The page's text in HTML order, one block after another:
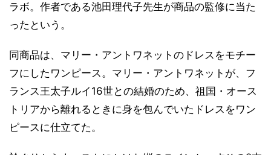
ラボ。作者である池田理代子先生が商品の監修に当た
ったという。
同商品は、マリー・アントワネットのドレスをモチー
フにしたワンピース。マリー・アントワネットが、フ
ランス王太子ルイ16世との結婚のため、祖国・オース
トリアから離れるときに身を包んでいたドレスをワン
ピースに仕立てた。